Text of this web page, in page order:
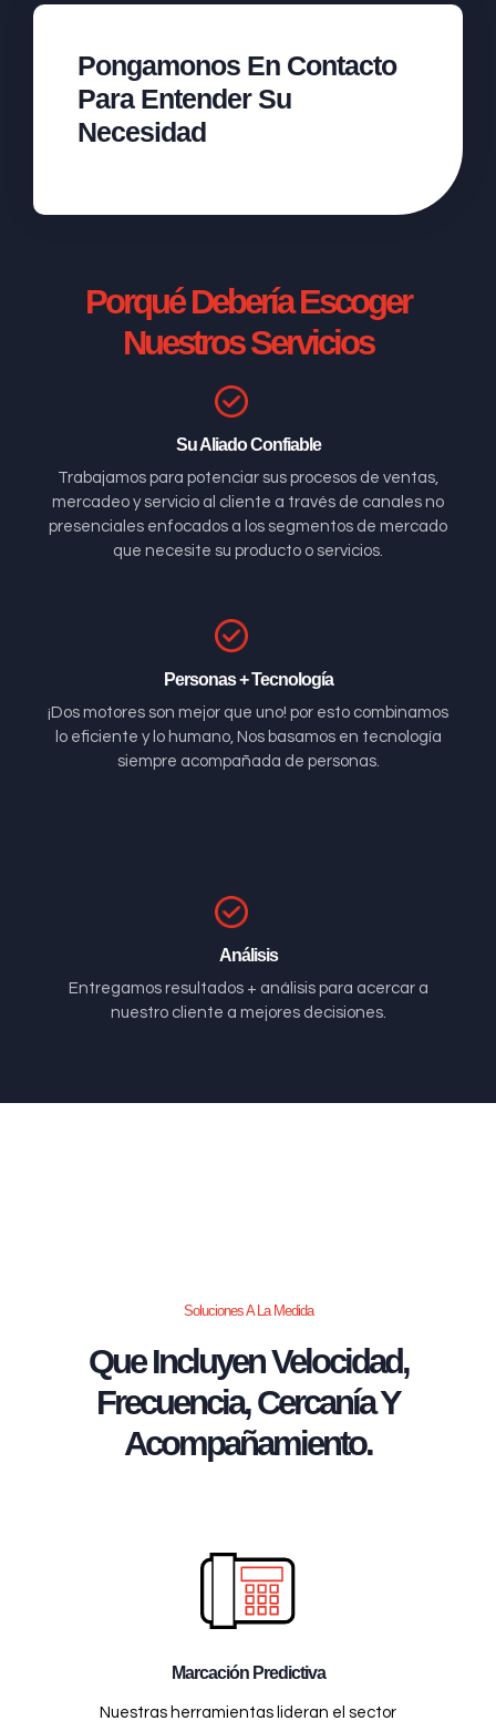
Pongamonos En Contacto
Para Entender Su
Necesidad
Porqué Debería Escoger
Nuestros Servicios
Su Aliado Confiable
Trabajamos para potenciar sus procesos de ventas,
mercadeo y servicio al cliente a través de canales no
presenciales enfocados a los segmentos de mercado
que necesite su producto o servicios.
Personas + Tecnología
¡Dos motores son mejor que uno! por esto combinamos
lo eficiente y lo humano, Nos basamos en tecnología
siempre acompañada de personas.
Análisis
Entregamos resultados + análisis para acercar a
nuestro cliente a mejores decisiones.
Soluciones A La Medida
Que Incluyen Velocidad,
Frecuencia, Cercanía Y
Acompañamiento.
Marcación Predictiva
Nuestras herramientas lideran el sector